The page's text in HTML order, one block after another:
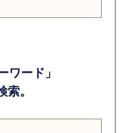
ード」
。